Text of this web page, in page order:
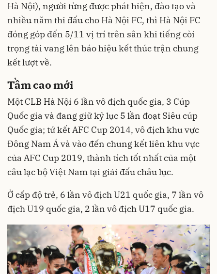
Hà Nội), người từng được phát hiện, đào tạo và
nhiều năm thi đấu cho Hà Nội FC, thì Hà Nội FC
đóng góp đến 5/11 vị trí trên sân khi tiếng còi
trọng tài vang lên báo hiệu kết thúc trận chung
kết lượt về.
Tầm cao mới
Một CLB Hà Nội 6 lần vô địch quốc gia, 3 Cúp
Quốc gia và đang giữ kỷ lục 5 lần đoạt Siêu cúp
Quốc gia; tứ kết AFC Cup 2014, vô địch khu vực
Đông Nam Á và vào đến chung kết liên khu vực
của AFC Cup 2019, thành tích tốt nhất của một
câu lạc bộ Việt Nam tại giải đấu châu lục.
Ở cấp độ trẻ, 6 lần vô địch U21 quốc gia, 7 lần vô
địch U19 quốc gia, 2 lần vô địch U17 quốc gia.